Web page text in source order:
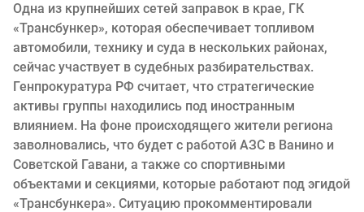
Одна из крупнейших сетей заправок в крае, ГК
«Трансбункер», которая обеспечивает топливом
автомобили, технику и суда в нескольких районах,
сейчас участвует в судебных разбирательствах.
Генпрокуратура РФ считает, что стратегические
активы группы находились под иностранным
влиянием. На фоне происходящего жители региона
заволновались, что будет с работой АЗС в Ванино и
Советской Гавани, а также со спортивными
объектами и секциями, которые работают под эгидой
«Трансбункера». Ситуацию прокомментировали